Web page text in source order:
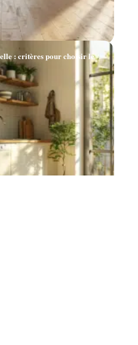
: critères pour choisir le